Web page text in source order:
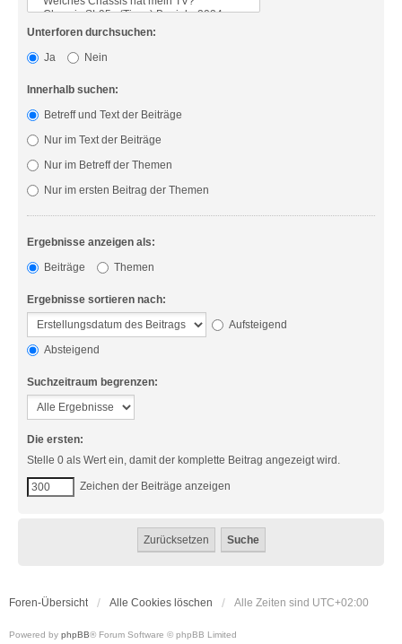
Unterforen durchsuchen:
Ja
Nein
Innerhalb suchen:
Betreff und Text der Beiträge
Nur im Text der Beiträge
Nur im Betreff der Themen
Nur im ersten Beitrag der Themen
Ergebnisse anzeigen als:
Beiträge
Themen
Ergebnisse sortieren nach:
Aufsteigend
Absteigend
Suchzeitraum begrenzen:
Die ersten:
Stelle 0 als Wert ein, damit der komplette Beitrag angezeigt wird.
Zeichen der Beiträge anzeigen
Foren-Übersicht Alle Cookies löschen Alle Zeiten sind UTC+02:00
Powered by phpBB® Forum Software © phpBB Limited